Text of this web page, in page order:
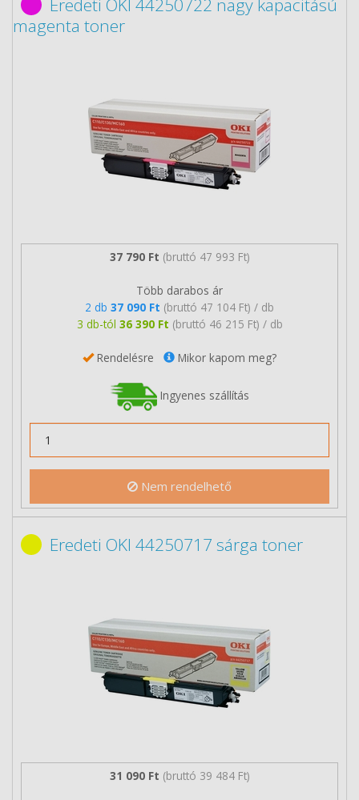
Eredeti OKI 44250722 nagy kapacitású
magenta toner
37 790 Ft (bruttó 47 993 Ft)
Több darabos ár
2 db 37 090 Ft (bruttó 47 104 Ft) / db
3 db-tól 36 390 Ft (bruttó 46 215 Ft) / db
Rendelésre Mikor kapom meg?
Ingyenes szállítás
Nem rendelhető
Eredeti OKI 44250717 sárga toner
31 090 Ft (bruttó 39 484 Ft)